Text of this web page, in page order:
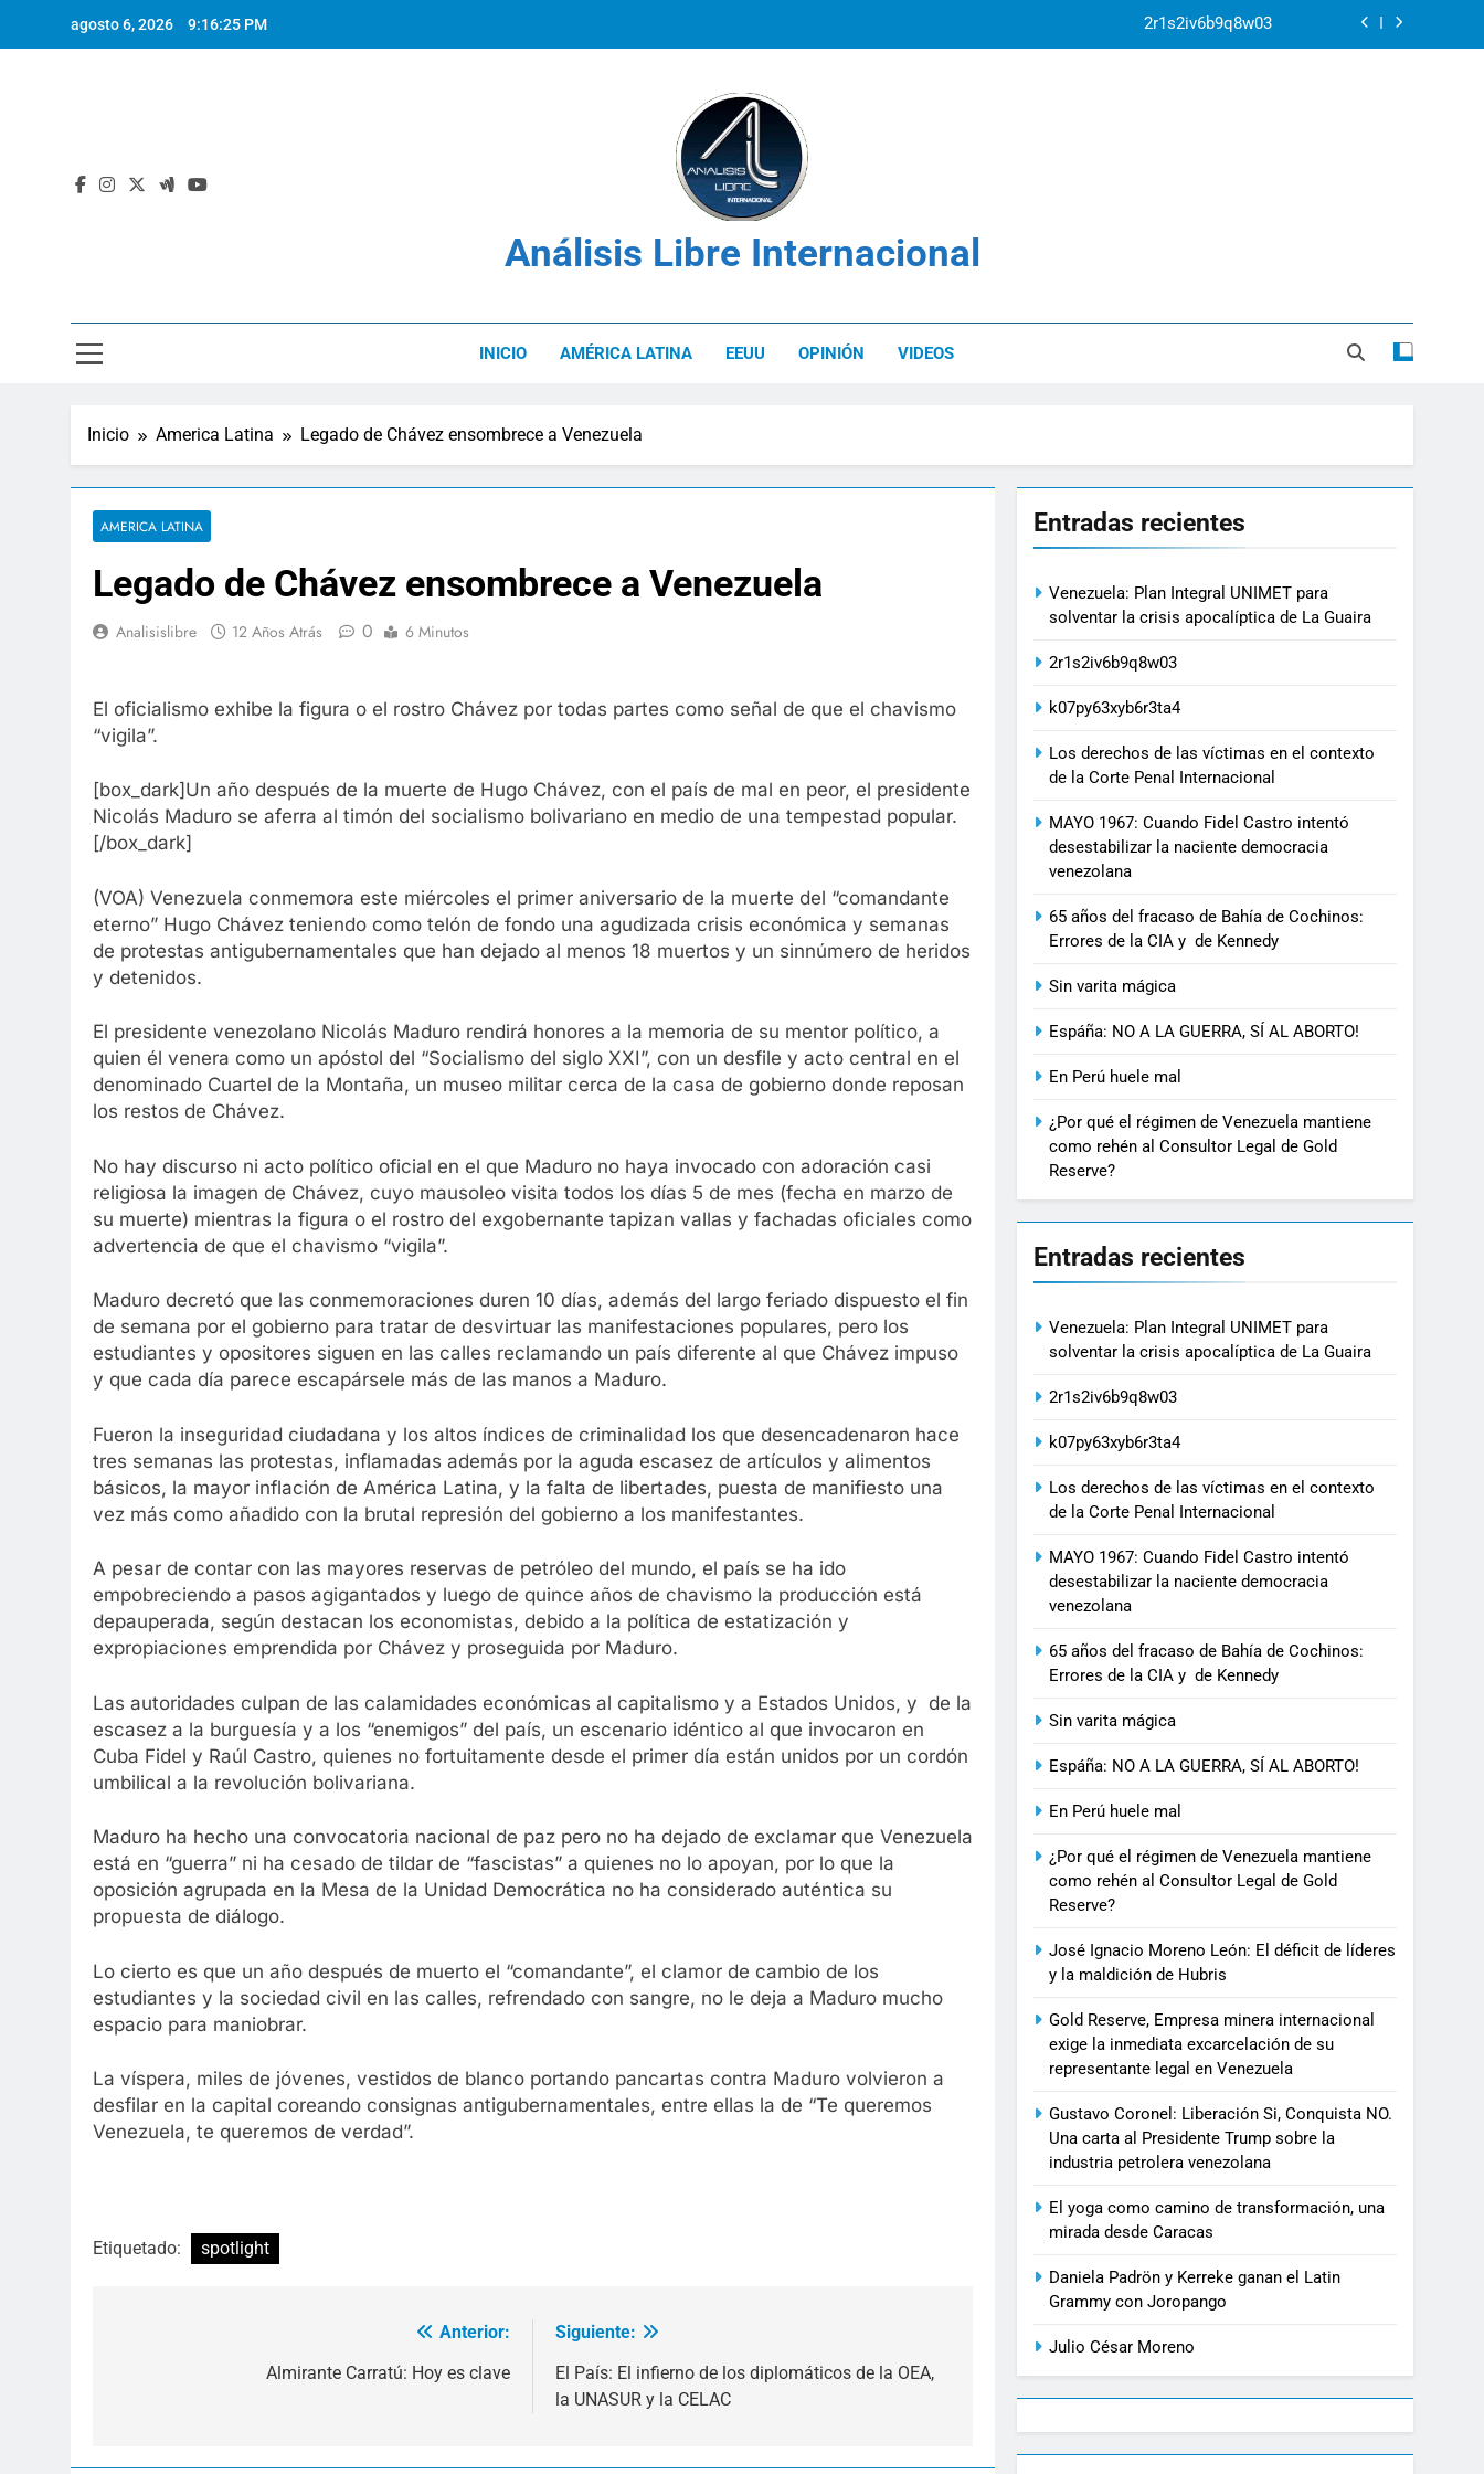
agosto 6, 2026 9:16:26 PM 2r1s2iv6b9q8w03
Los derechos de las víctimas en el contexto de la Corte Penal Internacional
Venezuela: Plan Integral UNIMET para solventar la crisis apocalíptica de La Guaira
Análisis Libre Internacional
INICIO AMÉRICA LATINA EEUU OPINIÓN VIDEOS
Inicio America Latina Legado de Chávez ensombrece a Venezuela
AMERICA LATINA
Legado de Chávez ensombrece a Venezuela
Analisislibre 12 Años Atrás 0 6 Minutos
El oficialismo exhibe la figura o el rostro Chávez por todas partes como señal de que el chavismo
“vigila”.
[box_dark]Un año después de la muerte de Hugo Chávez, con el país de mal en peor, el presidente
Nicolás Maduro se aferra al timón del socialismo bolivariano en medio de una tempestad popular.
[/box_dark]
(VOA) Venezuela conmemora este miércoles el primer aniversario de la muerte del “comandante
eterno” Hugo Chávez teniendo como telón de fondo una agudizada crisis económica y semanas
de protestas antigubernamentales que han dejado al menos 18 muertos y un sinnúmero de heridos
y detenidos.
El presidente venezolano Nicolás Maduro rendirá honores a la memoria de su mentor político, a
quien él venera como un apóstol del “Socialismo del siglo XXI”, con un desfile y acto central en el
denominado Cuartel de la Montaña, un museo militar cerca de la casa de gobierno donde reposan
los restos de Chávez.
No hay discurso ni acto político oficial en el que Maduro no haya invocado con adoración casi
religiosa la imagen de Chávez, cuyo mausoleo visita todos los días 5 de mes (fecha en marzo de
su muerte) mientras la figura o el rostro del exgobernante tapizan vallas y fachadas oficiales como
advertencia de que el chavismo “vigila”.
Maduro decretó que las conmemoraciones duren 10 días, además del largo feriado dispuesto el fin
de semana por el gobierno para tratar de desvirtuar las manifestaciones populares, pero los
estudiantes y opositores siguen en las calles reclamando un país diferente al que Chávez impuso
y que cada día parece escapársele más de las manos a Maduro.
Fueron la inseguridad ciudadana y los altos índices de criminalidad los que desencadenaron hace
tres semanas las protestas, inflamadas además por la aguda escasez de artículos y alimentos
básicos, la mayor inflación de América Latina, y la falta de libertades, puesta de manifiesto una
vez más como añadido con la brutal represión del gobierno a los manifestantes.
A pesar de contar con las mayores reservas de petróleo del mundo, el país se ha ido
empobreciendo a pasos agigantados y luego de quince años de chavismo la producción está
depauperada, según destacan los economistas, debido a la política de estatización y
expropiaciones emprendida por Chávez y proseguida por Maduro.
Las autoridades culpan de las calamidades económicas al capitalismo y a Estados Unidos, y de la
escasez a la burguesía y a los “enemigos” del país, un escenario idéntico al que invocaron en
Cuba Fidel y Raúl Castro, quienes no fortuitamente desde el primer día están unidos por un cordón
umbilical a la revolución bolivariana.
Maduro ha hecho una convocatoria nacional de paz pero no ha dejado de exclamar que Venezuela
está en “guerra” ni ha cesado de tildar de “fascistas” a quienes no lo apoyan, por lo que la
oposición agrupada en la Mesa de la Unidad Democrática no ha considerado auténtica su
propuesta de diálogo.
Lo cierto es que un año después de muerto el “comandante”, el clamor de cambio de los
estudiantes y la sociedad civil en las calles, refrendado con sangre, no le deja a Maduro mucho
espacio para maniobrar.
La víspera, miles de jóvenes, vestidos de blanco portando pancartas contra Maduro volvieron a
desfilar en la capital coreando consignas antigubernamentales, entre ellas la de “Te queremos
Venezuela, te queremos de verdad”.
Etiquetado: spotlight
Anterior:
Almirante Carratú: Hoy es clave
Siguiente:
El País: El infierno de los diplomáticos de la OEA,
la UNASUR y la CELAC
Entradas recientes
Venezuela: Plan Integral UNIMET para
solventar la crisis apocalíptica de La Guaira
2r1s2iv6b9q8w03
k07py63xyb6r3ta4
Los derechos de las víctimas en el contexto
de la Corte Penal Internacional
MAYO 1967: Cuando Fidel Castro intentó
desestabilizar la naciente democracia
venezolana
65 años del fracaso de Bahía de Cochinos:
Errores de la CIA y de Kennedy
Sin varita mágica
Espáña: NO A LA GUERRA, SÍ AL ABORTO!
En Perú huele mal
¿Por qué el régimen de Venezuela mantiene
como rehén al Consultor Legal de Gold
Reserve?
Entradas recientes
Venezuela: Plan Integral UNIMET para
solventar la crisis apocalíptica de La Guaira
2r1s2iv6b9q8w03
k07py63xyb6r3ta4
Los derechos de las víctimas en el contexto
de la Corte Penal Internacional
MAYO 1967: Cuando Fidel Castro intentó
desestabilizar la naciente democracia
venezolana
65 años del fracaso de Bahía de Cochinos:
Errores de la CIA y de Kennedy
Sin varita mágica
Espáña: NO A LA GUERRA, SÍ AL ABORTO!
En Perú huele mal
¿Por qué el régimen de Venezuela mantiene
como rehén al Consultor Legal de Gold
Reserve?
José Ignacio Moreno León: El déficit de líderes
y la maldición de Hubris
Gold Reserve, Empresa minera internacional
exige la inmediata excarcelación de su
representante legal en Venezuela
Gustavo Coronel: Liberación Si, Conquista NO.
Una carta al Presidente Trump sobre la
industria petrolera venezolana
El yoga como camino de transformación, una
mirada desde Caracas
Daniela Padrön y Kerreke ganan el Latin
Grammy con Joropango
Julio César Moreno